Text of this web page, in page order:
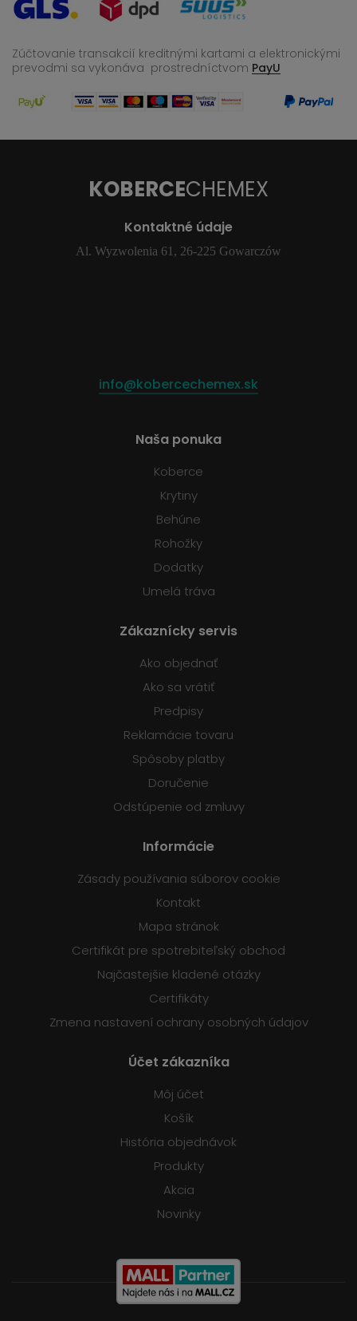
Zúčtovanie transakcií kreditnými kartami a elektronickými
prevodmi sa vykonáva prostredníctvom PayU
KOBERCECHEMEX
Kontaktné údaje
Al. Wyzwolenia 61, 26-225 Gowarczów
info@kobercechemex.sk
Naša ponuka
Koberce
Krytiny
Behúne
Rohožky
Dodatky
Umelá tráva
Zákaznícky servis
Ako objednať
Ako sa vrátiť
Predpisy
Reklamácie tovaru
Spôsoby platby
Doručenie
Odstúpenie od zmluvy
Informácie
Zásady používania súborov cookie
Kontakt
Mapa stránok
Certifikát pre spotrebiteľský obchod
Najčastejšie kladené otázky
Certifikáty
Zmena nastavení ochrany osobných údajov
Účet zákazníka
Môj účet
Košík
História objednávok
Produkty
Akcia
Novinky